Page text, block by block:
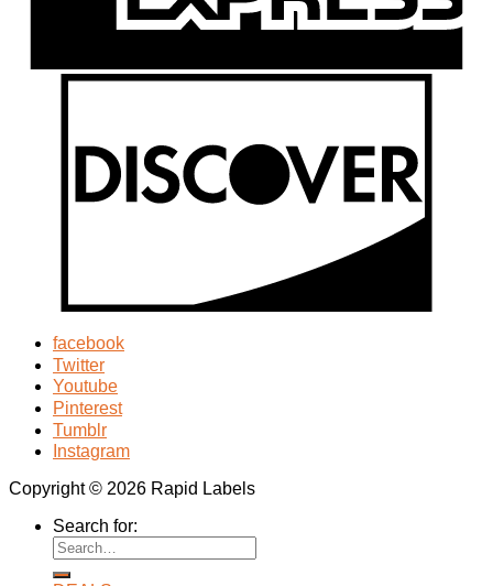
facebook
Twitter
Youtube
Pinterest
Tumblr
Instagram
Copyright © 2026 Rapid Labels
Search for: